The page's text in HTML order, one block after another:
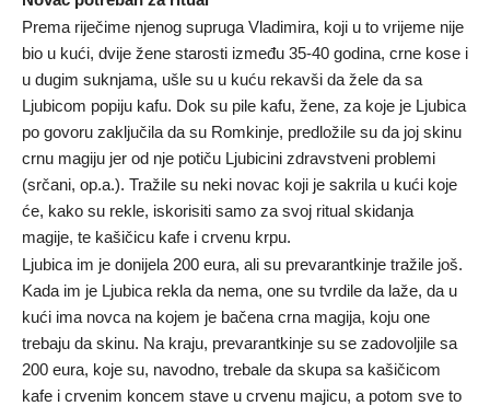
Prema riječime njenog supruga Vladimira, koji u to vrijeme nije
bio u kući, dvije žene starosti između 35-40 godina, crne kose i
u dugim suknjama, ušle su u kuću rekavši da žele da sa
Ljubicom popiju kafu. Dok su pile kafu, žene, za koje je Ljubica
po govoru zaključila da su Romkinje, predložile su da joj skinu
crnu magiju jer od nje potiču Ljubicini zdravstveni problemi
(srčani, op.a.). Tražile su neki novac koji je sakrila u kući koje
će, kako su rekle, iskorisiti samo za svoj ritual skidanja
magije, te kašičicu kafe i crvenu krpu.
Ljubica im je donijela 200 eura, ali su prevarantkinje tražile još.
Kada im je Ljubica rekla da nema, one su tvrdile da laže, da u
kući ima novca na kojem je bačena crna magija, koju one
trebaju da skinu. Na kraju, prevarantkinje su se zadovoljile sa
200 eura, koje su, navodno, trebale da skupa sa kašičicom
kafe i crvenim koncem stave u crvenu majicu, a potom sve to